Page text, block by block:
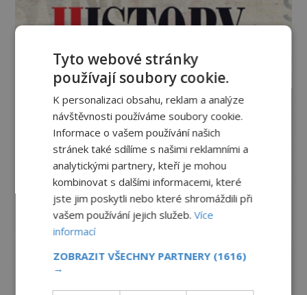
Tyto webové stránky
používají soubory cookie.
K personalizaci obsahu, reklam a analýze
návštěvnosti používáme soubory cookie.
Informace o vašem používání našich
stránek také sdílíme s našimi reklamními a
analytickými partnery, kteří je mohou
kombinovat s dalšími informacemi, které
jste jim poskytli nebo které shromáždili při
vašem používání jejich služeb.Více
informací
ZOBRAZIT VŠECHNY PARTNERY (1616)
→